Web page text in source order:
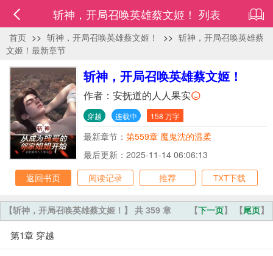
斩神，开局召唤英雄蔡文姬！ 列表
首页 >> 斩神，开局召唤英雄蔡文姬！ >> 斩神，开局召唤英雄蔡
文姬！最新章节
斩神，开局召唤英雄蔡文姬！
作者： 安抚道的人人果实
穿越 连载中 158 万字
最新章节： 第559章 魔鬼沈的温柔
最后更新：2025-11-14 06:06:13
返回书页
阅读记录 推荐 TXT下载
【下一页】 【尾页】
【斩神，开局召唤英雄蔡文姬！】 共 359 章
第1章 穿越